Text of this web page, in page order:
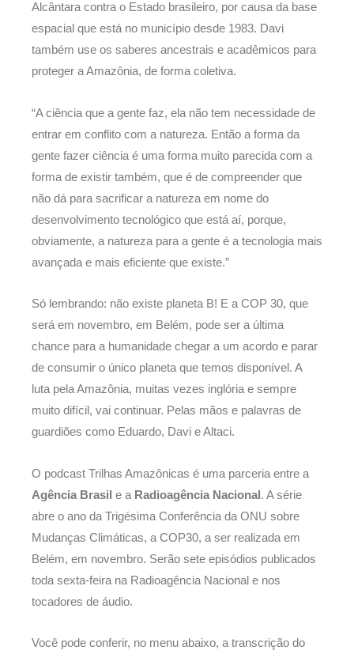
Alcântara contra o Estado brasileiro, por causa da base
espacial que está no município desde 1983. Davi
também use os saberes ancestrais e acadêmicos para
proteger a Amazônia, de forma coletiva.
“A ciência que a gente faz, ela não tem necessidade de
entrar em conflito com a natureza. Então a forma da
gente fazer ciência é uma forma muito parecida com a
forma de existir também, que é de compreender que
não dá para sacrificar a natureza em nome do
desenvolvimento tecnológico que está aí, porque,
obviamente, a natureza para a gente é a tecnologia mais
avançada e mais eficiente que existe.”
Só lembrando: não existe planeta B! E a COP 30, que
será em novembro, em Belém, pode ser a última
chance para a humanidade chegar a um acordo e parar
de consumir o único planeta que temos disponível. A
luta pela Amazônia, muitas vezes inglória e sempre
muito difícil, vai continuar. Pelas mãos e palavras de
guardiões como Eduardo, Davi e Altaci.
O podcast Trilhas Amazônicas é uma parceria entre a
Agência Brasil e a Radioagência Nacional. A série
abre o ano da Trigésima Conferência da ONU sobre
Mudanças Climáticas, a COP30, a ser realizada em
Belém, em novembro. Serão sete episódios publicados
toda sexta-feira na Radioagência Nacional e nos
tocadores de áudio.
Você pode conferir, no menu abaixo, a transcrição do